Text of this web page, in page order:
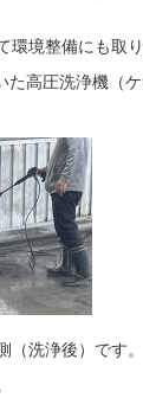
環境整備にも取
た高圧洗浄機（
洗浄後）です。